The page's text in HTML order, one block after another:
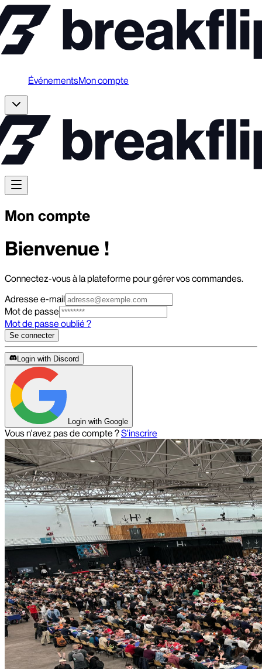
ÉvénementsMon compte
Mon compte
Bienvenue !
Connectez-vous à la plateforme pour gérer vos commandes.
Adresse e-mail
Mot de passe
Mot de passe oublié ?
Se connecter
Login with Discord
Login with Google
Vous n'avez pas de compte ?S'inscrire